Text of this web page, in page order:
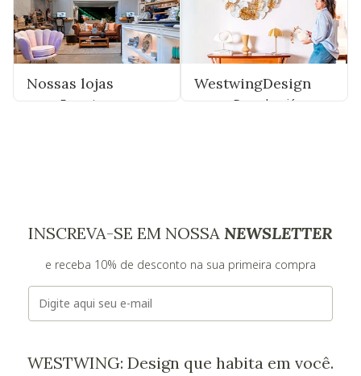
Nossas lojas
Encontre uma
WestwingDesign
Descubra já
INSCREVA-SE EM NOSSA NEWSLETTER
e receba 10% de desconto na sua primeira compra
WESTWING: Design que habita em você.